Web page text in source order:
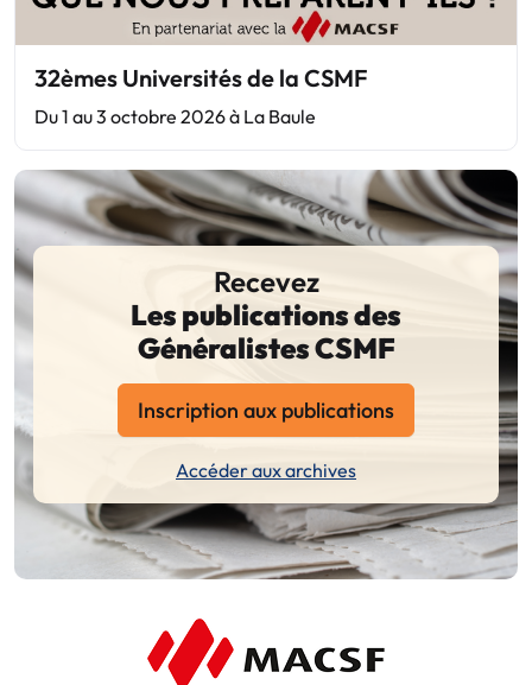
32èmes Universités de la CSMF
Du 1 au 3 octobre 2026 à La Baule
Recevez
Les publications des
Généralistes CSMF
Inscription aux publications
Accéder aux archives